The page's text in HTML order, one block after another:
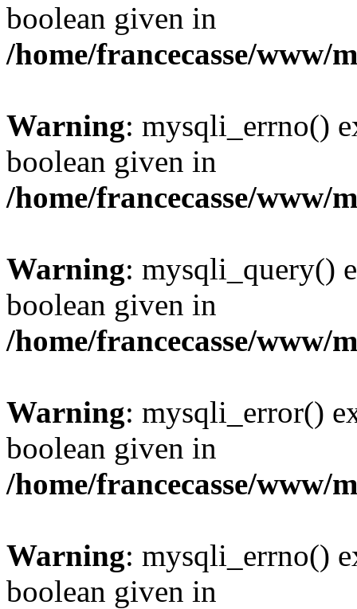
boolean given in
/home/francecasse/www/
Warning: mysqli_errno()
boolean given in
/home/francecasse/www/
Warning: mysqli_query()
boolean given in
/home/francecasse/www/
Warning: mysqli_error()
boolean given in
/home/francecasse/www/
Warning: mysqli_errno()
boolean given in